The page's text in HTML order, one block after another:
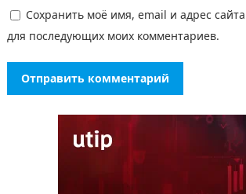
Сохранить моё имя, email и адрес
для последующих моих комментариев.